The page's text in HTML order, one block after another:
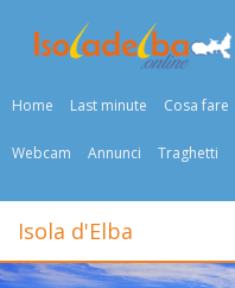
Home Last minute Cosa fare
Webcam Annunci Traghetti
Isola d'Elba